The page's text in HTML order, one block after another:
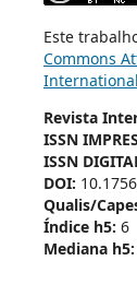
Este
Commons
Revista
ISSN
ISSN
DOI:
Qualis/
Índice h5: 6
Mediana h5: